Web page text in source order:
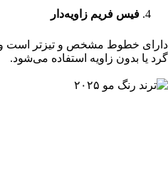
فیس فریم زاویه‌دار
دارای خطوط مشخص و تیزتر است
گرد یا بدون زاویه استفاده می‌شود.